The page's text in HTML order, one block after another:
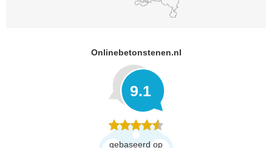
Onlinebetonstenen.nl
9.1
gebaseerd op